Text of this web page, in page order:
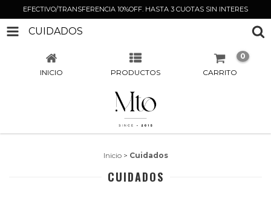
EFECTIVO/TRANSFERENCIA 10%OFF. HASTA 3 CUOTAS SIN INTERES
CUIDADOS
INICIO PRODUCTOS CARRITO
0
Inicio > Cuidados
CUIDADOS